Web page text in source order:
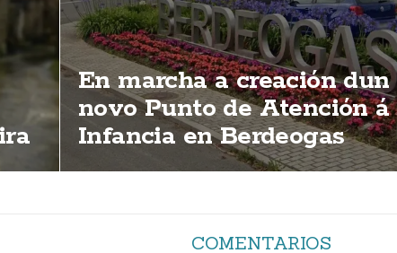
En marcha a creación dun
novo Punto de Atención á
Infancia en Berdeogas
COMENTARIOS